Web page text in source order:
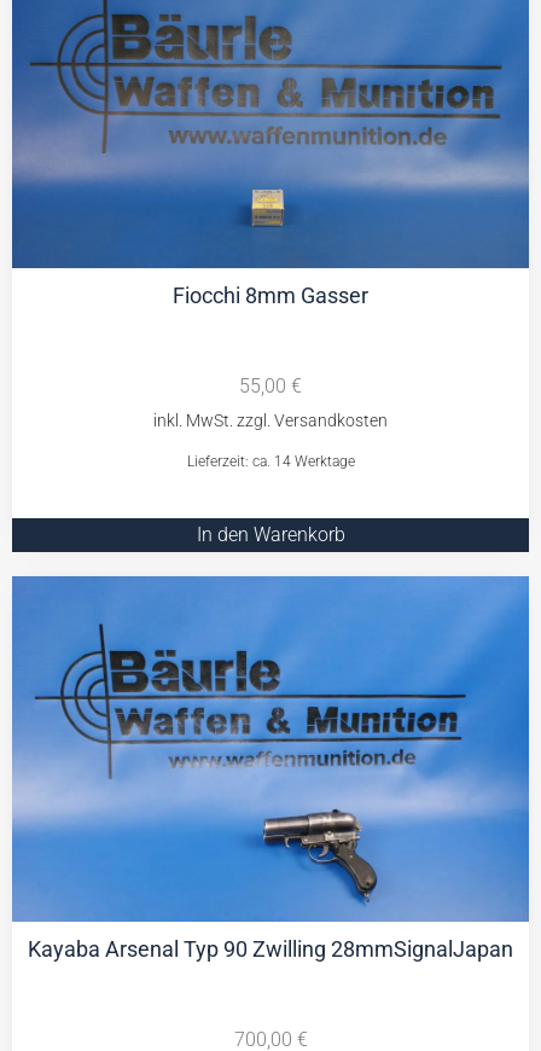
Fiocchi 8mm Gasser
55,00 €
Lieferzeit: ca. 14 Werktage
In den Warenkorb
Kayaba Arsenal Typ 90 Zwilling 28mmSignalJapan
700,00 €